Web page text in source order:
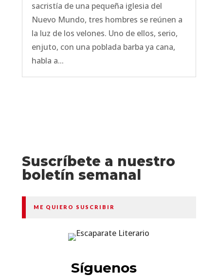
sacristía de una pequeña iglesia del
Nuevo Mundo, tres hombres se reúnen a
la luz de los velones. Uno de ellos, serio,
enjuto, con una poblada barba ya cana,
habla a...
Suscríbete a nuestro
boletín semanal
ME QUIERO SUSCRIBIR
Síguenos